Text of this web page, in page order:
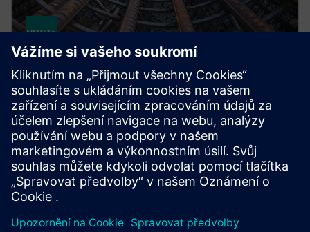
STRUCTURAL ANALYSIS FOR AEC
Simcenter S-Frame Foundation
Structural design software for deep and shallow
foundation analysis and design, supporting civil,
structural and geotechnical engineers.